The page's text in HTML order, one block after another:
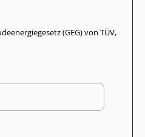
(GEG) von TÜV,